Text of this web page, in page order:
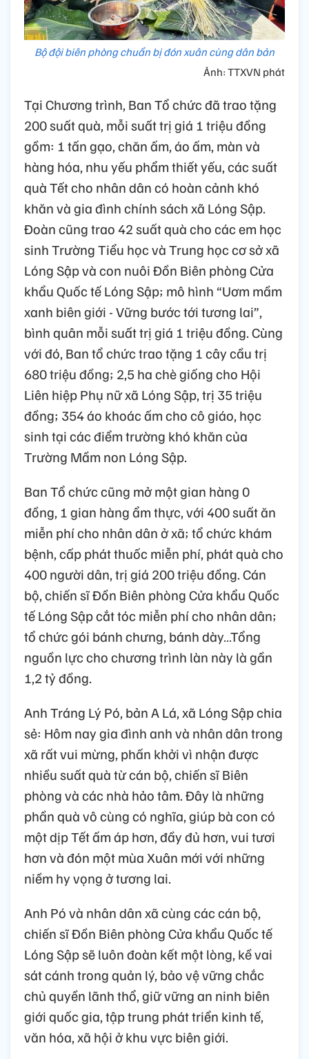
Bộ đội biên phòng chuẩn bị đón xuân cùng dân bản
Ảnh: TTXVN phát
Tại Chương trình, Ban Tổ chức đã trao tặng
200 suất quà, mỗi suất trị giá 1 triệu đồng
gồm: 1 tấn gạo, chăn ấm, áo ấm, màn và
hàng hóa, nhu yếu phẩm thiết yếu, các suất
quà Tết cho nhân dân có hoàn cảnh khó
khăn và gia đình chính sách xã Lóng Sập.
Đoàn cũng trao 42 suất quà cho các em học
sinh Trường Tiểu học và Trung học cơ sở xã
Lóng Sập và con nuôi Đồn Biên phòng Cửa
khẩu Quốc tế Lóng Sập; mô hình “Uơm mầm
xanh biên giới - Vững bước tới tương lai”,
bình quân mỗi suất trị giá 1 triệu đồng. Cùng
với đó, Ban tổ chức trao tặng 1 cây cầu trị
680 triệu đồng; 2,5 ha chè giống cho Hội
Liên hiệp Phụ nữ xã Lóng Sập, trị 35 triệu
đồng; 354 áo khoác ấm cho cô giáo, học
sinh tại các điểm trường khó khăn của
Trường Mầm non Lóng Sập.
Ban Tổ chức cũng mở một gian hàng 0
đồng, 1 gian hàng ẩm thực, với 400 suất ăn
miễn phí cho nhân dân ở xã; tổ chức khám
bệnh, cấp phát thuốc miễn phí, phát quà cho
400 người dân, trị giá 200 triệu đồng. Cán
bộ, chiến sĩ Đồn Biên phòng Cửa khẩu Quốc
tế Lóng Sập cắt tóc miễn phí cho nhân dân;
tổ chức gói bánh chưng, bánh dày…Tổng
nguồn lực cho chương trình làn này là gần
1,2 tỷ đồng.
Anh Tráng Lý Pó, bản A Lá, xã Lóng Sập chia
sẻ: Hôm nay gia đình anh và nhân dân trong
xã rất vui mừng, phấn khởi vì nhận được
nhiều suất quà từ cán bộ, chiến sĩ Biên
phòng và các nhà hảo tâm. Đây là những
phần quà vô cùng có nghĩa, giúp bà con có
một dịp Tết ấm áp hơn, đầy đủ hơn, vui tươi
hơn và đón một mùa Xuân mới với những
niềm hy vọng ở tương lai.
Anh Pó và nhân dân xã cùng các cán bộ,
chiến sĩ Đồn Biên phòng Cửa khẩu Quốc tế
Lóng Sập sẽ luôn đoàn kết một lòng, kề vai
sát cánh trong quản lý, bảo vệ vững chắc
chủ quyền lãnh thổ, giữ vững an ninh biên
giới quốc gia, tập trung phát triển kinh tế,
văn hóa, xã hội ở khu vực biên giới.